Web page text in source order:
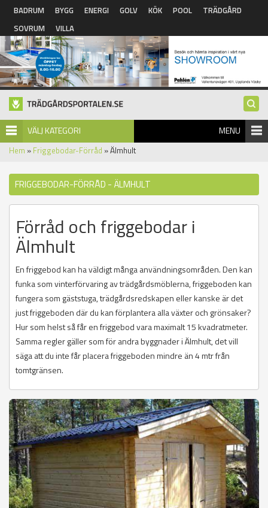
Hoppa till huvudinnehåll
BADRUM BYGG ENERGI GOLV KÖK POOL
TRÄDGÅRD
SOVRUM
VILLA
VÄLJ KATEGORI MENU
Hem » Friggebodar-Förråd » Älmhult
FRIGGEBODAR-FÖRRÅD - ÄLMHULT
Förråd och friggebodar i
Älmhult
En friggebod kan ha väldigt många användningsområden. Den kan
funka som vinterförvaring av trädgårdsmöblerna, friggeboden kan
fungera som gäststuga, trädgårdsredskapen eller kanske är det
just friggeboden där du kan förplantera alla växter och grönsaker?
Hur som helst så får en friggebod vara maximalt 15 kvadratmeter.
Samma regler gäller som för andra byggnader i Älmhult, det vill
säga att du inte får placera friggeboden mindre än 4 mtr från
tomtgränsen.